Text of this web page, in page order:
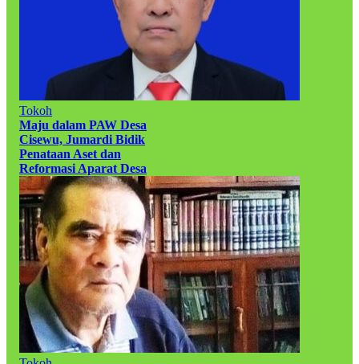
Tokoh
Maju dalam PAW Desa
Cisewu, Jumardi Bidik
Penataan Aset dan
Reformasi Aparat Desa